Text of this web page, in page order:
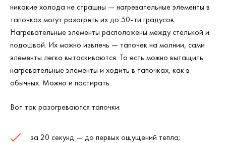
никакие холода не страшны — нагревательные элементы в
тапочках могут разогреть их до 50-ти градусов.
Нагревательные элементы расположены между стелькой и
подошвой. Их можно извлечь — тапочек на молнии, сами
элементы легко вытаскиваются. То есть можно вытащить
нагревательные элементы и ходить в тапочках, как в
обычных. Можно и постирать.
Вот так разогреваются тапочки:
за 20 секунд — до первых ощущений тепла;